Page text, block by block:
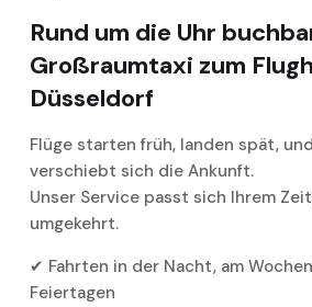
Rund um die Uhr
Großraumtaxi zum
Düsseldorf
Flüge starten früh, landen spät,
verschiebt sich die Ankunft.
Unser Service passt sich Ihrem
umgekehrt.
✔ Fahrten in der Nacht, am
Feiertagen